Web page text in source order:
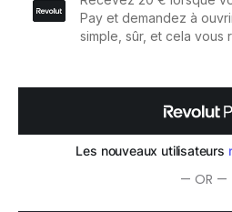
quantity
— OR —